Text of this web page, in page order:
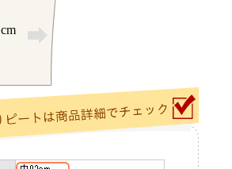
cm